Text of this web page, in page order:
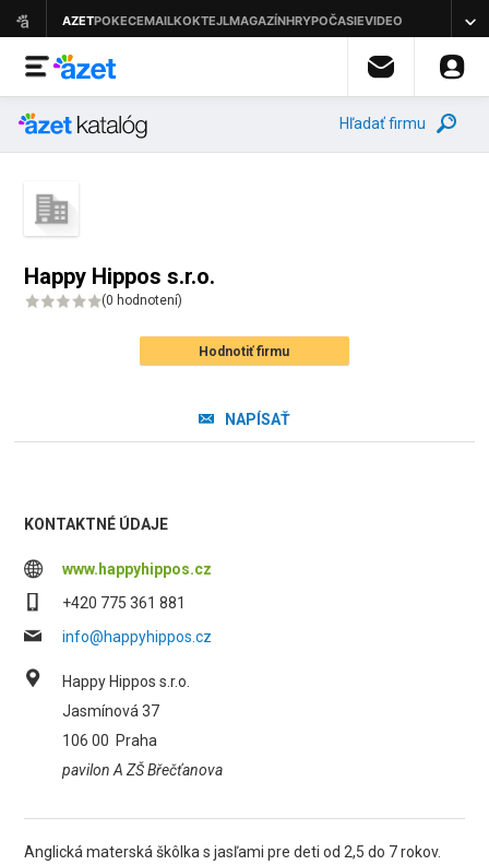
Hľadať firmu
Happy Hippos s.r.o.
(0 hodnotení)
Hodnotiť firmu
NAPÍSAŤ
KONTAKTNÉ ÚDAJE
www.happyhippos.cz
+420 775 361 881
info@happyhippos.cz
Happy Hippos s.r.o.
Jasmínová 37
106 00 Praha
pavilon A ZŠ Břečťanova
Anglická materská škôlka s jasľami pre deti od 2,5 do 7 rokov.